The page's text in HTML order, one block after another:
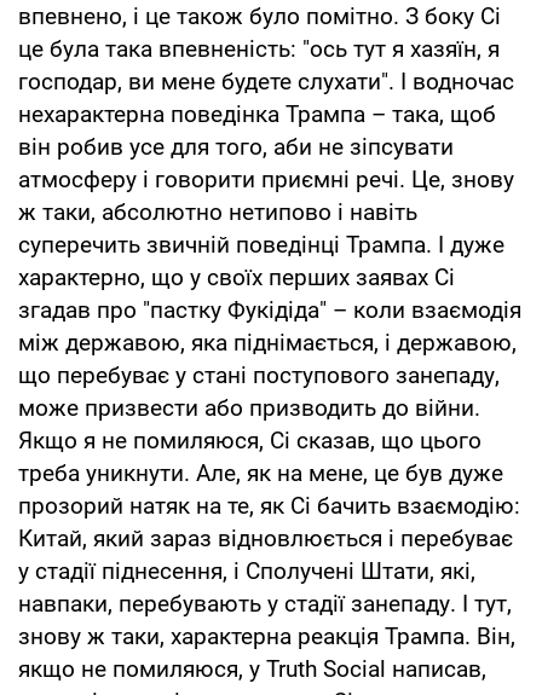
впевнено, і це також було помітно. З боку Сі
це була така впевненість: "ось тут я хазяїн, я
господар, ви мене будете слухати". І водночас
нехарактерна поведінка Трампа – така, щоб
він робив усе для того, аби не зіпсувати
атмосферу і говорити приємні речі. Це, знову
ж таки, абсолютно нетипово і навіть
суперечить звичній поведінці Трампа. І дуже
характерно, що у своїх перших заявах Сі
згадав про "пастку Фукідіда" – коли взаємодія
між державою, яка піднімається, і державою,
що перебуває у стані поступового занепаду,
може призвести або призводить до війни.
Якщо я не помиляюся, Сі сказав, що цього
треба уникнути. Але, як на мене, це був дуже
прозорий натяк на те, як Сі бачить взаємодію:
Китай, який зараз відновлюється і перебуває
у стадії піднесення, і Сполучені Штати, які,
навпаки, перебувають у стадії занепаду. І тут,
знову ж таки, характерна реакція Трампа. Він,
якщо не помиляюся, у Truth Social написав,